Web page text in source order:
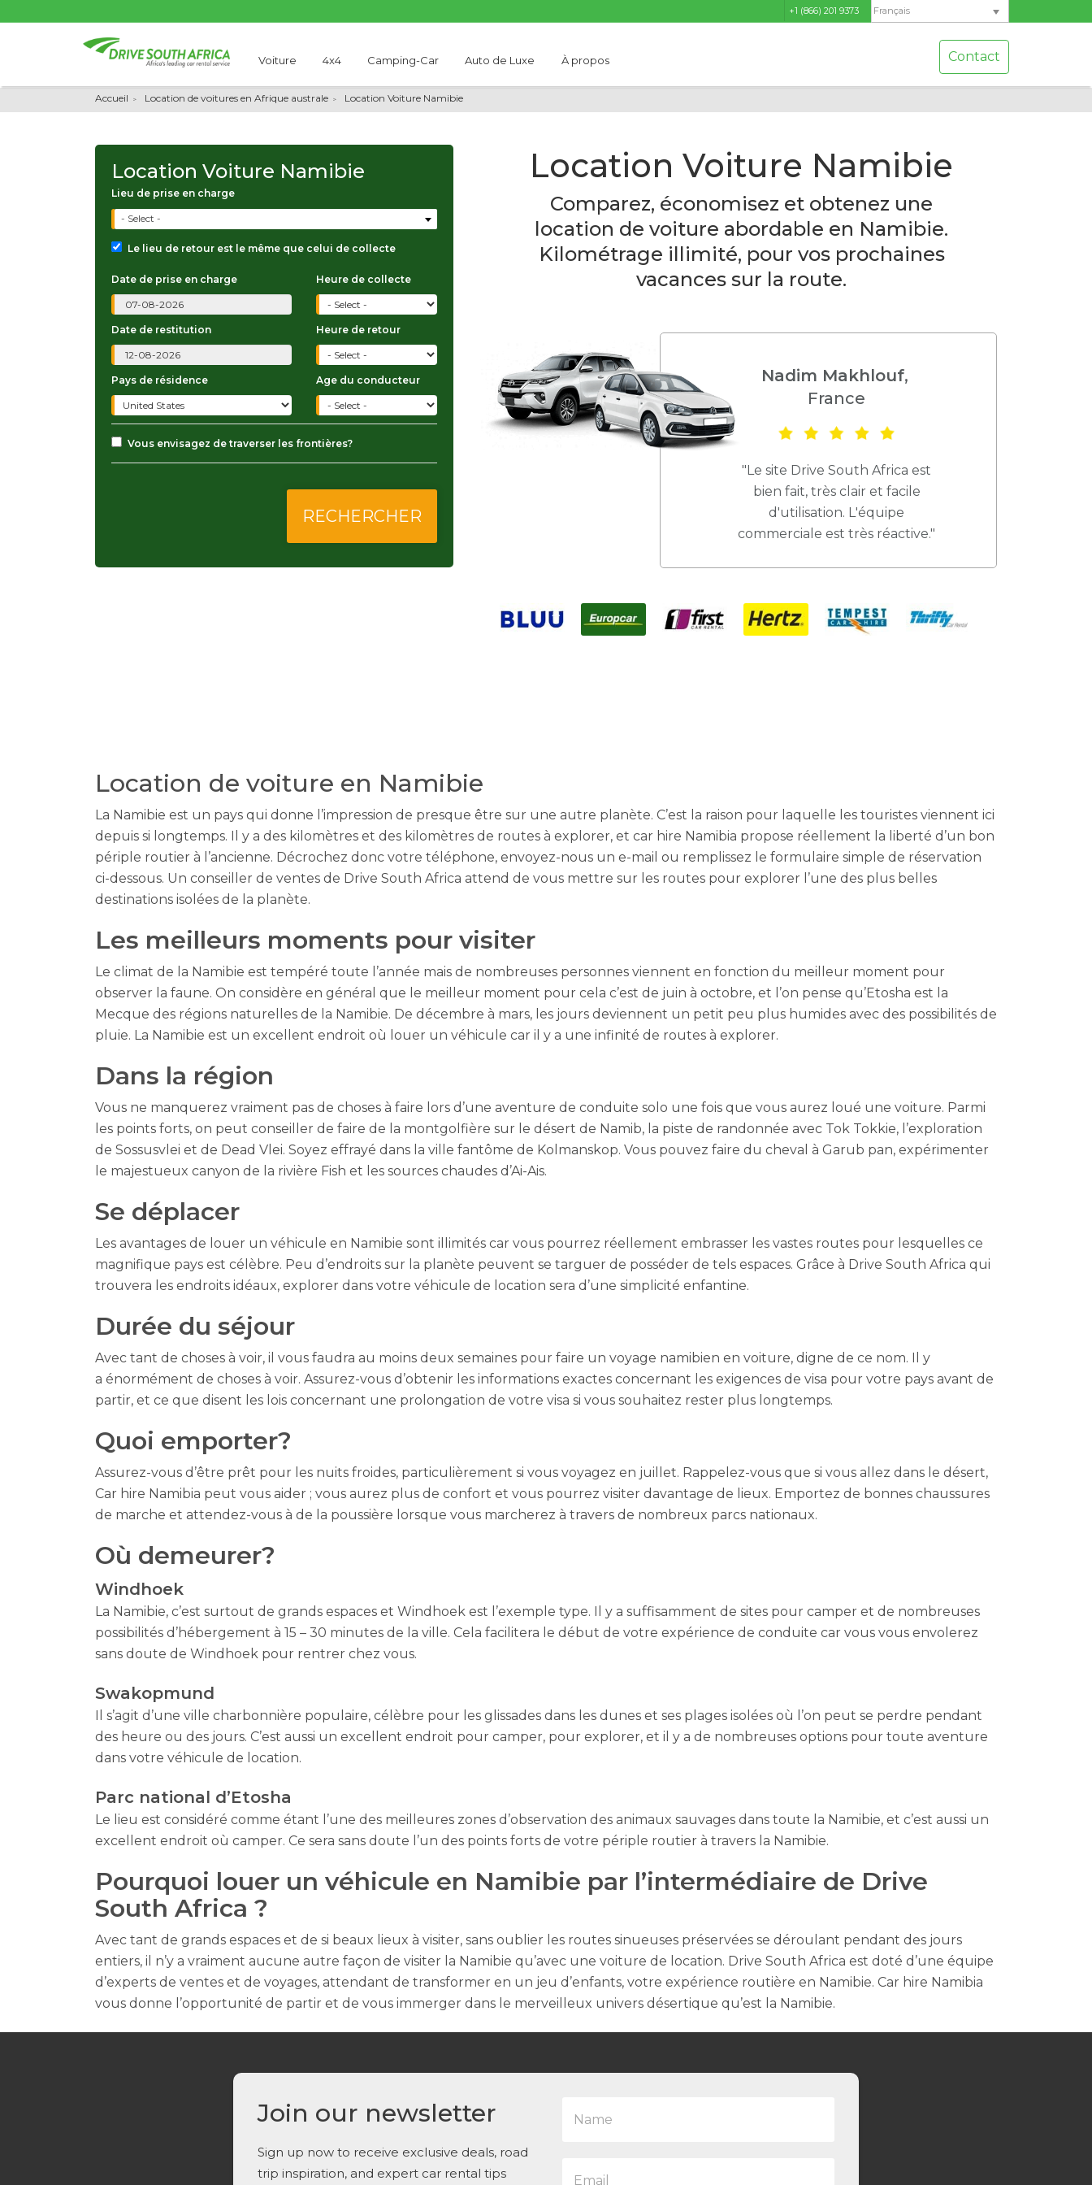
+1 (866) 201 9373 Français
Voiture 4x4 Camping-Car Auto de Luxe À propos Contact
Accueil Location de voitures en Afrique australe Location Voiture Namibie
Location Voiture Namibie
Comparez, économisez et obtenez une
location de voiture abordable en Namibie.
Kilométrage illimité, pour vos prochaines
vacances sur la route.
Location Voiture Namibie
Lieu de prise en charge
- Select -
Le lieu de retour est le même que celui de collecte
Date de prise en charge Heure de collecte
Date de restitution Heure de retour
Pays de résidence Age du conducteur
Vous envisagez de traverser les frontières?
Nadim Makhlouf,
France
"Le site Drive South Africa est
bien fait, très clair et facile
d'utilisation. L'équipe
commerciale est très réactive."
Location de voiture en Namibie
La Namibie est un pays qui donne l’impression de presque être sur une autre planète. C’est la raison pour laquelle les touristes viennent ici
depuis si longtemps. Il y a des kilomètres et des kilomètres de routes à explorer, et car hire Namibia propose réellement la liberté d’un bon
périple routier à l’ancienne. Décrochez donc votre téléphone, envoyez-nous un e-mail ou remplissez le formulaire simple de réservation
ci-dessous. Un conseiller de ventes de Drive South Africa attend de vous mettre sur les routes pour explorer l’une des plus belles
destinations isolées de la planète.
Les meilleurs moments pour visiter
Le climat de la Namibie est tempéré toute l’année mais de nombreuses personnes viennent en fonction du meilleur moment pour
observer la faune. On considère en général que le meilleur moment pour cela c’est de juin à octobre, et l’on pense qu’Etosha est la
Mecque des régions naturelles de la Namibie. De décembre à mars, les jours deviennent un petit peu plus humides avec des possibilités de
pluie. La Namibie est un excellent endroit où louer un véhicule car il y a une infinité de routes à explorer.
Dans la région
Vous ne manquerez vraiment pas de choses à faire lors d’une aventure de conduite solo une fois que vous aurez loué une voiture. Parmi
les points forts, on peut conseiller de faire de la montgolfière sur le désert de Namib, la piste de randonnée avec Tok Tokkie, l’exploration
de Sossusvlei et de Dead Vlei. Soyez effrayé dans la ville fantôme de Kolmanskop. Vous pouvez faire du cheval à Garub pan, expérimenter
le majestueux canyon de la rivière Fish et les sources chaudes d’Ai-Ais.
Se déplacer
Les avantages de louer un véhicule en Namibie sont illimités car vous pourrez réellement embrasser les vastes routes pour lesquelles ce
magnifique pays est célèbre. Peu d’endroits sur la planète peuvent se targuer de posséder de tels espaces. Grâce à Drive South Africa qui
trouvera les endroits idéaux, explorer dans votre véhicule de location sera d’une simplicité enfantine.
Durée du séjour
Avec tant de choses à voir, il vous faudra au moins deux semaines pour faire un voyage namibien en voiture, digne de ce nom. Il y
a énormément de choses à voir. Assurez-vous d’obtenir les informations exactes concernant les exigences de visa pour votre pays avant de
partir, et ce que disent les lois concernant une prolongation de votre visa si vous souhaitez rester plus longtemps.
Quoi emporter?
Assurez-vous d’être prêt pour les nuits froides, particulièrement si vous voyagez en juillet. Rappelez-vous que si vous allez dans le désert,
Car hire Namibia peut vous aider ; vous aurez plus de confort et vous pourrez visiter davantage de lieux. Emportez de bonnes chaussures
de marche et attendez-vous à de la poussière lorsque vous marcherez à travers de nombreux parcs nationaux.
Où demeurer?
Windhoek
La Namibie, c’est surtout de grands espaces et Windhoek est l’exemple type. Il y a suffisamment de sites pour camper et de nombreuses
possibilités d’hébergement à 15 – 30 minutes de la ville. Cela facilitera le début de votre expérience de conduite car vous vous envolerez
sans doute de Windhoek pour rentrer chez vous.
Swakopmund
Il s’agit d’une ville charbonnière populaire, célèbre pour les glissades dans les dunes et ses plages isolées où l’on peut se perdre pendant
des heure ou des jours. C’est aussi un excellent endroit pour camper, pour explorer, et il y a de nombreuses options pour toute aventure
dans votre véhicule de location.
Parc national d’Etosha
Le lieu est considéré comme étant l’une des meilleures zones d’observation des animaux sauvages dans toute la Namibie, et c’est aussi un
excellent endroit où camper. Ce sera sans doute l’un des points forts de votre périple routier à travers la Namibie.
Pourquoi louer un véhicule en Namibie par l’intermédiaire de Drive
South Africa ?
Avec tant de grands espaces et de si beaux lieux à visiter, sans oublier les routes sinueuses préservées se déroulant pendant des jours
entiers, il n’y a vraiment aucune autre façon de visiter la Namibie qu’avec une voiture de location. Drive South Africa est doté d’une équipe
d’experts de ventes et de voyages, attendant de transformer en un jeu d’enfants, votre expérience routière en Namibie. Car hire Namibia
vous donne l’opportunité de partir et de vous immerger dans le merveilleux univers désertique qu’est la Namibie.
Join our newsletter
Sign up now to receive exclusive deals, road
trip inspiration, and expert car rental tips